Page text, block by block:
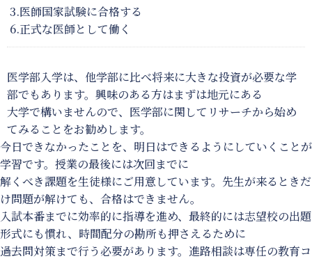
3.医師国家試験に合格する
6.正式な医師として働く
医学部入学は、他学部に比べ将来に大きな投資が必要な学
部でもあります。興味のある方はまずは地元にある
大学で構いませんので、医学部に関してリサーチから始め
てみることをお勧めします。
今日できなかったことを、明日はできるようにしていくことが
学習です。授業の最後には次回までに
解くべき課題を生徒様にご用意しています。先生が来るときだ
け問題が解けても、合格はできません。
入試本番までに効率的に指導を進め、最終的には志望校の出題
形式にも慣れ、時間配分の勘所も押さえるために
過去問対策まで行う必要があります。進路相談は専任の教育コ